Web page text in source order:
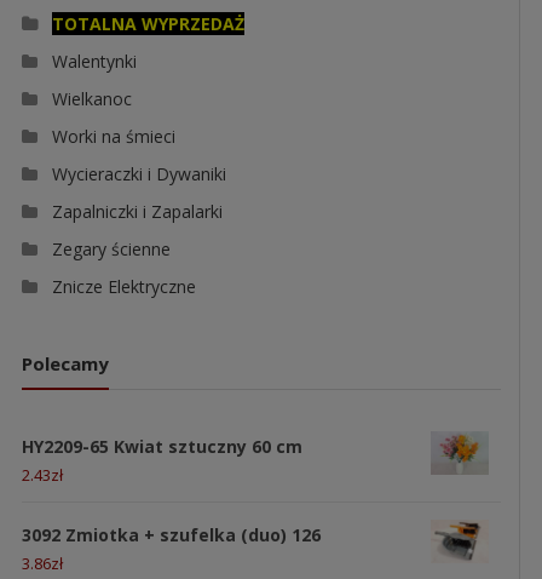
TOTALNA WYPRZEDAŻ
Walentynki
Wielkanoc
Worki na śmieci
Wycieraczki i Dywaniki
Zapalniczki i Zapalarki
Zegary ścienne
Znicze Elektryczne
Polecamy
HY2209-65 Kwiat sztuczny 60 cm
2.43zł
3092 Zmiotka + szufelka (duo) 126
3.86zł